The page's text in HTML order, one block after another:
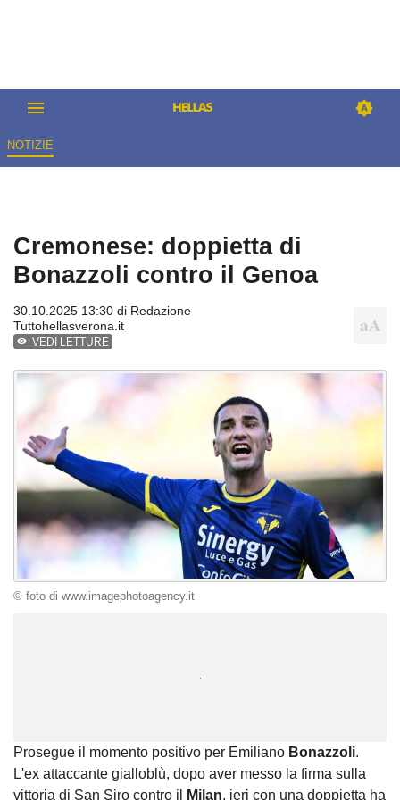
NOTIZIE
Cremonese: doppietta di
Bonazzoli contro il Genoa
30.10.2025 13:30 di Redazione
Tuttohellasverona.it
VEDI LETTURE
© foto di www.imagephotoagency.it
Prosegue il momento positivo per Emiliano Bonazzoli.
L'ex attaccante gialloblù, dopo aver messo la firma sulla
vittoria di San Siro contro il
Milan, ieri con una doppietta ha